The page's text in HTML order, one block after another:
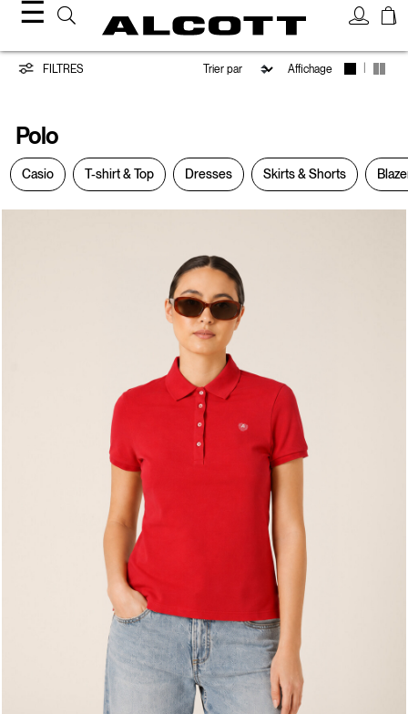
☰
PoloFILTRES Affichage
Polo
Casio T-shirt & Top Dresses Skirts & Shorts